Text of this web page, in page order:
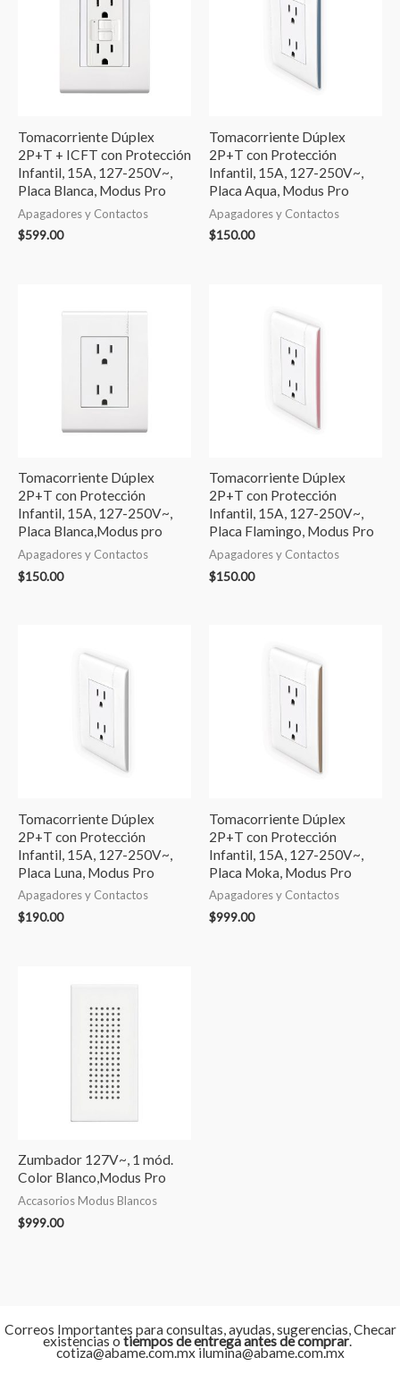
Tomacorriente Dúplex
2P+T + ICFT con Protección
Infantil, 15A, 127-250V~,
Placa Blanca, Modus Pro
Apagadores y Contactos
$599.00
Tomacorriente Dúplex
2P+T con Protección
Infantil, 15A, 127-250V~,
Placa Aqua, Modus Pro
Apagadores y Contactos
$150.00
Tomacorriente Dúplex
2P+T con Protección
Infantil, 15A, 127-250V~,
Placa Blanca,Modus pro
Apagadores y Contactos
$150.00
Tomacorriente Dúplex
2P+T con Protección
Infantil, 15A, 127-250V~,
Placa Flamingo, Modus Pro
Apagadores y Contactos
$150.00
Tomacorriente Dúplex
2P+T con Protección
Infantil, 15A, 127-250V~,
Placa Luna, Modus Pro
Apagadores y Contactos
$190.00
Tomacorriente Dúplex
2P+T con Protección
Infantil, 15A, 127-250V~,
Placa Moka, Modus Pro
Apagadores y Contactos
$999.00
Zumbador 127V~, 1 mód.
Color Blanco,Modus Pro
Accasorios Modus Blancos
$999.00
Correos Importantes para consultas, ayudas, sugerencias, Checar
existencias o tiempos de entrega antes de comprar.
cotiza@abame.com.mx ilumina@abame.com.mx